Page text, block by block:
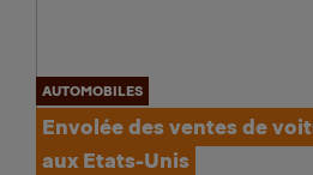
AUTOMOBILES
Envolée des ventes de
aux Etats-Unis